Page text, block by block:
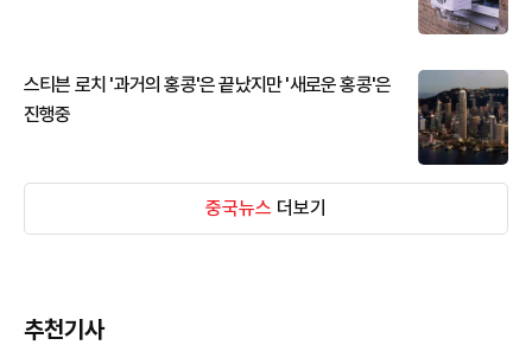
스티븐 로치 '과거의 홍콩'은 끝났지만 '새로운 홍콩'은
진행중
중국뉴스 더보기
추천기사